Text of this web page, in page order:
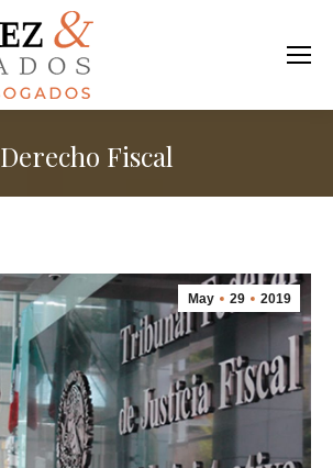
Derecho Fiscal
May 29 2019